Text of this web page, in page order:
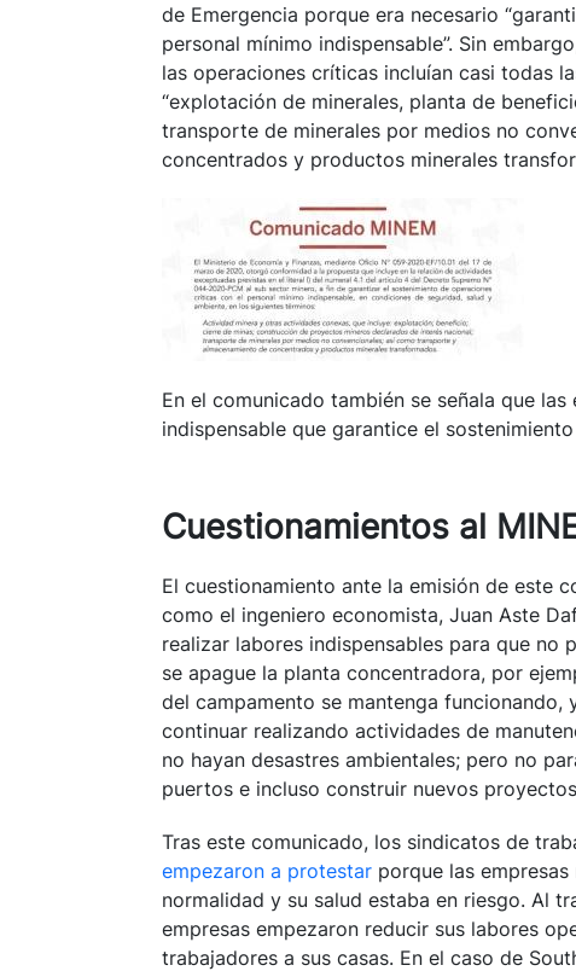
de Emergencia porque era necesario
personal mínimo indispensable”. Sin
las operaciones críticas incluían casi todas
“explotación de minerales, planta de
transporte de minerales por medios no
concentrados y productos minerales
En el comunicado también se señala que
indispensable que garantice el
Cuestionamientos al
El cuestionamiento ante la emisión de este
como el ingeniero economista, Juan Aste
realizar labores indispensables para que no
se apague la planta concentradora, por
del campamento se mantenga
continuar realizando actividades de
no hayan desastres ambientales; pero no
puertos e incluso construir nuevos
Tras este comunicado, los sindicatos de
empezaron a protestar porque las
normalidad y su salud estaba en riesgo. Al
empresas empezaron reducir sus labores
trabajadores a sus casas. En el caso de